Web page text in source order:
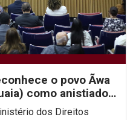
o povo Ãwa
como anistiado
dos Direitos